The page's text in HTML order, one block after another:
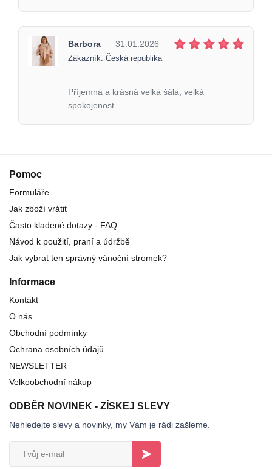
Barbora 31.01.2026
Zákazník: Česká republika
Příjemná a krásná velká šála, velká
spokojenost
Pomoc
Formuláře
Jak zboží vrátit
Často kladené dotazy - FAQ
Návod k použití, praní a údržbě
Jak vybrat ten správný vánoční stromek?
Informace
Kontakt
O nás
Obchodní podmínky
Ochrana osobních údajů
NEWSLETTER
Velkoobchodní nákup
ODBĚR NOVINEK - ZÍSKEJ SLEVY
Nehledejte slevy a novinky, my Vám je rádi zašleme.